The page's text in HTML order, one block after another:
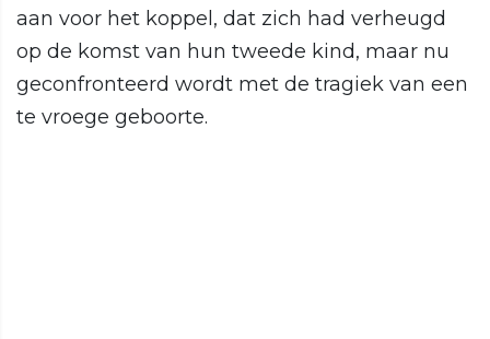
aan voor het koppel, dat zich had verheugd
op de komst van hun tweede kind, maar nu
geconfronteerd wordt met de tragiek van een
te vroege geboorte.